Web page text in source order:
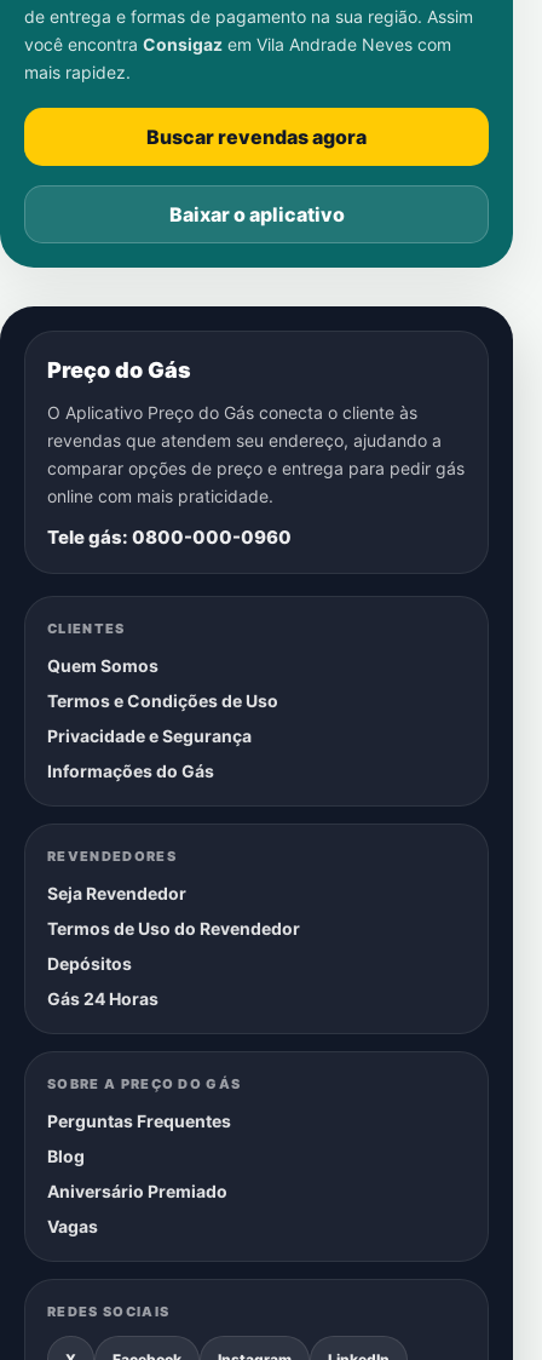
de entrega e formas de pagamento na sua região. Assim
você encontra Consigaz em Vila Andrade Neves com
mais rapidez.
Buscar revendas agora
Baixar o aplicativo
Preço do Gás
O Aplicativo Preço do Gás conecta o cliente às
revendas que atendem seu endereço, ajudando a
comparar opções de preço e entrega para pedir gás
online com mais praticidade.
Tele gás: 0800-000-0960
CLIENTES
Quem Somos
Termos e Condições de Uso
Privacidade e Segurança
Informações do Gás
REVENDEDORES
Seja Revendedor
Termos de Uso do Revendedor
Depósitos
Gás 24 Horas
SOBRE A PREÇO DO GÁS
Perguntas Frequentes
Blog
Aniversário Premiado
Vagas
REDES SOCIAIS